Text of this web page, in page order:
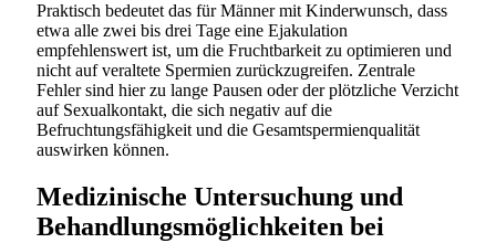
Praktisch bedeutet das für Männer mit Kinderwunsch, dass
etwa alle zwei bis drei Tage eine Ejakulation
empfehlenswert ist, um die Fruchtbarkeit zu optimieren und
nicht auf veraltete Spermien zurückzugreifen. Zentrale
Fehler sind hier zu lange Pausen oder der plötzliche Verzicht
auf Sexualkontakt, die sich negativ auf die
Befruchtungsfähigkeit und die Gesamtspermienqualität
auswirken können.
Medizinische Untersuchung und
Behandlungsmöglichkeiten bei